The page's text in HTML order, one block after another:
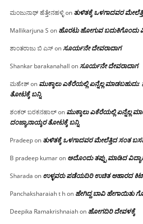
ಮಂಜುನಾಥ್ ಹೆತ್ತೇನಹಳ್ಳಿon ತುಳಿತಕ್ಕೆ ಒಳಗಾದವರ
Mallikarjuna S on ಹೊರಟು ಹೋಗುವ ಬದುಕಿಗೊಂದು
ಶಾಂತರಾಜು ಬಿ ಎಸ್onಸೂರ್ಯನೇ ದೇವರಾದಾಗ
Shankar barakanahall onಸೂರ್ಯನೇ ದೇವರಾದಾಗ
ಮಹೇಶ್on ಮುಕ್ಕಾಲು ಎಕೆರೆಯಲ್ಲಿ ಏನ್ನೆಲ್ಲ‌
ತೋಟಕ್ಕೆ ಬನ್ನಿ
ಶಂಕರ್ ಬರಕನಹಾಲ್on ಮುಕ್ಕಾಲು ಎಕೆರೆಯಲ್ಲಿ ಏನ್ನೆಲ್ಲ‌
ದಂಜ್ಯಾನಾಯ್ಕರ ತೋಟಕ್ಕೆ ಬನ್ನಿ
Pradeepon ತುಳಿತಕ್ಕೆ ಒಳಗಾದವರ ಮೇಲೆತ್ತಿದ ಸಂತ
B pradeep kumaron ಅದೊಂದು ತಪ್ಪು ಮಾಡಿದ
Sharada on ಉಳ್ಳವರು ಪಡೆಯದಿರಿ ಉಚಿತ ಆಹಾರದ
Panchaksharaiah t hon ಹೇಗಿದ್ದ ಬಾವಿ ಹೇಗಾಯಿತು
Deepika Ramakrishnaiahon ಹೋಗದಿರಿ ದೇವಳಕ್ಕೆ